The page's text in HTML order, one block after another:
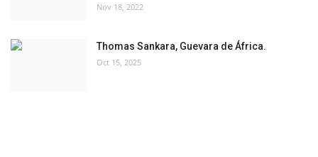
Nov 18, 2022
Thomas Sankara, Guevara de África.
Oct 15, 2025